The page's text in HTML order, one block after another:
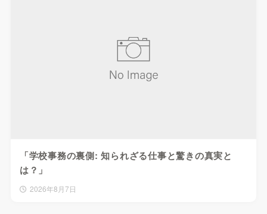
「学校事務の裏側: 知られざる仕事と驚きの真実と
は？」
2026年8月7日